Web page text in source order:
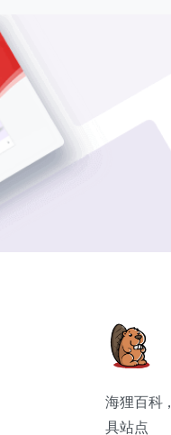
海狸百科
具站点